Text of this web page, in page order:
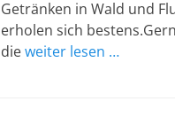
Getränken in Wald und
erholen sich
dieweiter lesen …